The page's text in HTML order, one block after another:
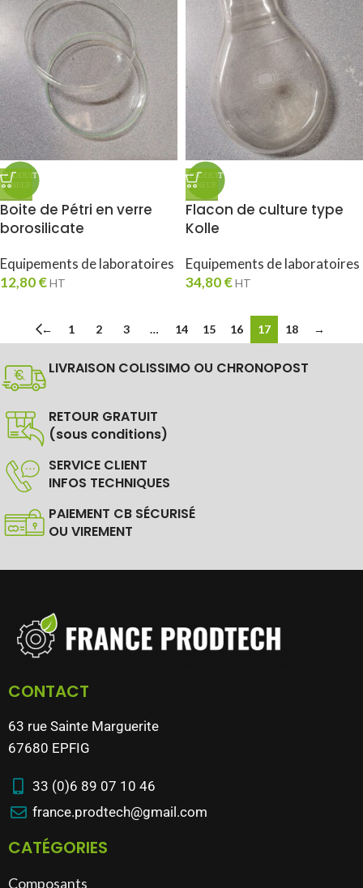
Boite de Pétri en verre
borosilicate
Equipements de laboratoires
12,80€HT
Flacon de culture type
Kolle
Equipements de laboratoires
34,80€HT
← 1 2 3 … 14 15 16 17 18 →
LIVRAISON COLISSIMO OU CHRONOPOST
RETOUR GRATUIT
(sous conditions)
SERVICE CLIENT
INFOS TECHNIQUES
PAIEMENT CB SÉCURISÉ
OU VIREMENT
CONTACT
63 rue Sainte Marguerite
67680 EPFIG
33 (0)6 89 07 10 46
france.prodtech@gmail.com
CATÉGORIES
Composants